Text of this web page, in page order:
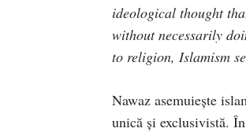
ideological thought
without necessarily
to religion, Islamism
Nawaz asemuieşte
unică şi exclusivistă.